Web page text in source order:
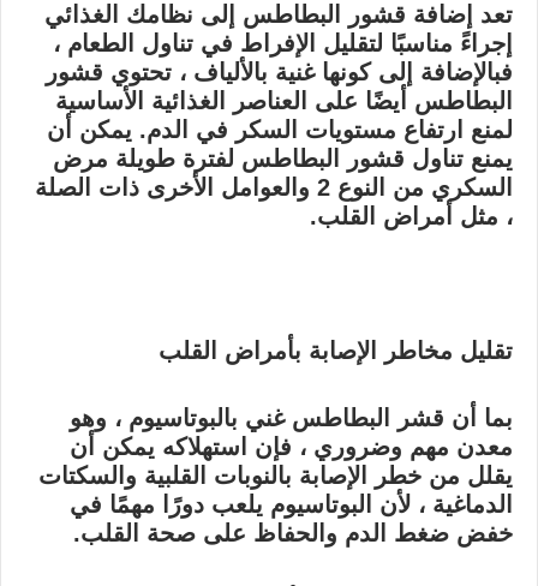
تعد إضافة قشور البطاطس إلى نظامك الغذائي
إجراءً مناسبًا لتقليل الإفراط في تناول الطعام ،
فبالإضافة إلى كونها غنية بالألياف ، تحتوي قشور
البطاطس أيضًا على العناصر الغذائية الأساسية
لمنع ارتفاع مستويات السكر في الدم. يمكن أن
يمنع تناول قشور البطاطس لفترة طويلة مرض
السكري من النوع 2 والعوامل الأخرى ذات الصلة
، مثل أمراض القلب.
تقليل مخاطر الإصابة بأمراض القلب
بما أن قشر البطاطس غني بالبوتاسيوم ، وهو
معدن مهم وضروري ، فإن استهلاكه يمكن أن
يقلل من خطر الإصابة بالنوبات القلبية والسكتات
الدماغية ، لأن البوتاسيوم يلعب دورًا مهمًا في
خفض ضغط الدم والحفاظ على صحة القلب.